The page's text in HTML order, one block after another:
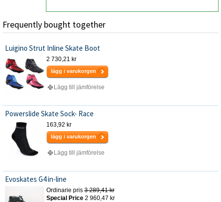
Frequently bought together
Luigino Strut Inline Skate Boot
2 730,21 kr
lägg i varukorgen
Lägg till jämförelse
Powerslide Skate Sock- Race
163,92 kr
lägg i varukorgen
Lägg till jämförelse
Evoskates G4 in-line
Ordinarie pris 3 289,41 kr
Special Price 2 960,47 kr